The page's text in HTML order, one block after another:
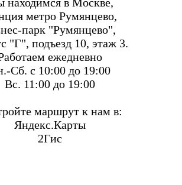
метро Румянцево,
парк "Румянцево",
"Г", подъезд 10, этаж 3.
ежедневно
Сб. с 10:00 до 19:00
Вс. 11:00 до 19:00
маршрут к нам в:
Яндекс.Карты
2Гис